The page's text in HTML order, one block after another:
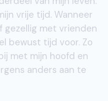
vrije tijd. Wanneer
gezellig met vrienden
bewust tijd voor. Zo
met mijn hoofd en
anders aan te